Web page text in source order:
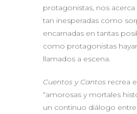
protagonistas, nos acerca
tan inesperadas como
encarnadas en tantas
como protagonistas
llamados a escena.
Cuentos y Cantos recrea
“amorosas y mortales
un continuo diálogo entre